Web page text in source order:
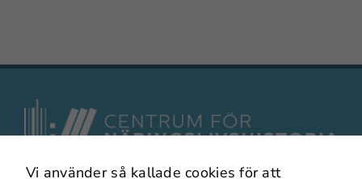
Vi använder så kallade cookies för att